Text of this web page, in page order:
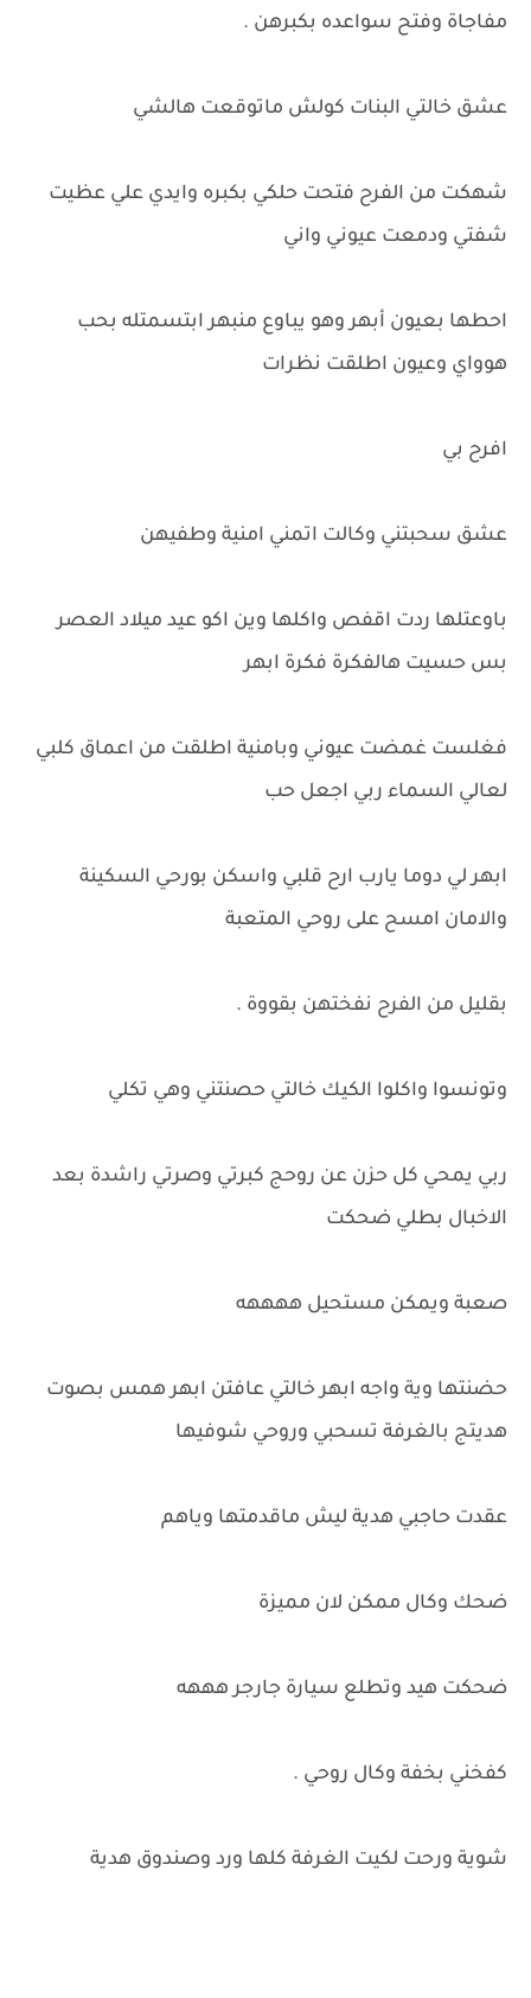
مفاجاة وفتح سواعده بكبرهن .
عشق خالتي البنات كولش ماتوقعت هالشي
شهكت من الفرح فتحت حلكي بكبره وايدي علي عظيت
شفتي ودمعت عيوني واني
احطها بعيون أبهر وهو يباوع منبهر ابتسمتله بحب
هوواي وعيون اطلقت نظرات
افرح بي
عشق سحبتني وكالت اتمني امنية وطفيهن
باوعتلها ردت اقفص واكلها وين اكو عيد ميلاد العصر
بس حسيت هالفكرة فكرة ابهر
فغلست غمضت عيوني وبامنية اطلقت من اعماق كلبي
لعالي السماء ربي اجعل حب
ابهر لي دوما يارب ارح قلبي واسكن بورحي السكينة
والامان امسح على روحي المتعبة
بقليل من الفرح نفختهن بقووة .
وتونسوا واكلوا الكيك خالتي حصنتني وهي تكلي
ربي يمحي كل حزن عن روحج كبرتي وصرتي راشدة بعد
الاخبال بطلي ضحكت
صعبة ويمكن مستحيل ههههه
حضنتها وية واجه ابهر خالتي عافتن ابهر همس بصوت
هديتج بالغرفة تسحبي وروحي شوفيها
عقدت حاجبي هدية ليش ماقدمتها وياهم
ضحك وكال ممكن لان مميزة
ضحكت هيد وتطلع سيارة جارجر هههه
كفخني بخفة وكال روحي .
شوية ورحت لكيت الغرفة كلها ورد وصندوق هدية